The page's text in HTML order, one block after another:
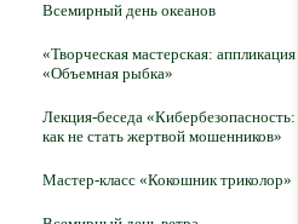
Всемирный день океанов
«Творческая мастерская: аппликация
«Объемная рыбка»
Лекция-беседа «Кибербезопасность:
как не стать жертвой мошенников»
Мастер-класс «Кокошник триколор»